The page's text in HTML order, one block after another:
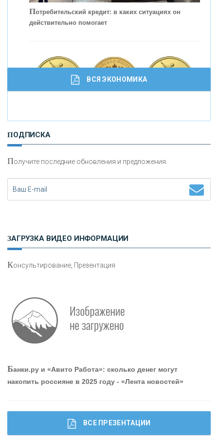
кредитовании бизнеса - «Интервью»
Работа мечты. Что банки делают для того, чтобы
привлечь и удержать персонал - «Интервью»
Потребительский кредит: в каких ситуациях он
действительно помогает
И
сохранения и увеличения капитала
ВСЯ ЭКОНОМИКА
ПОДПИСКА
Получите последние обновления и предложения.
ЗАГРУЗКА ВИДЕО ИНФОРМАЦИИ
Консультирование, Презентация
Банки.ру и «Авито Работа»: сколько денег могут
накопить россияне в 2025 году - «Лента новостей»
ВСЕ ПРЕЗЕНТАЦИИ